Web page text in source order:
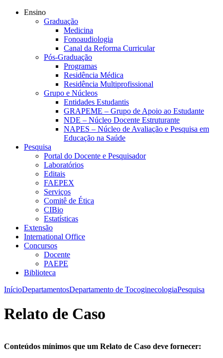
Ensino
Graduação
Medicina
Fonoaudiologia
Canal da Reforma Curricular
Pós-Graduação
Programas
Residência Médica
Residência Multiprofissional
Grupo e Núcleos
Entidades Estudantis
GRAPEME – Grupo de Apoio ao Estudante
NDE – Núcleo Docente Estruturante
NAPES – Núcleo de Avaliação e Pesquisa em
Educação na Saúde
Pesquisa
Portal do Docente e Pesquisador
Laboratórios
Editais
FAEPEX
Serviços
Comitê de Ética
CIBio
Estatísticas
Extensão
International Office
Concursos
Docente
PAEPE
Biblioteca
InícioDepartamentosDepartamento de TocoginecologiaPesquisa
Relato de Caso
Conteúdos mínimos que um Relato de Caso deve fornecer: